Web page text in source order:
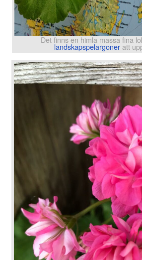
Det finns en himla massa fina
landskapspelargoneratt